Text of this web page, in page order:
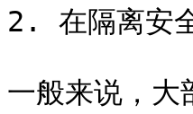
2. 在隔离安
一般来说，